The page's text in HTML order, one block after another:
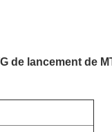
de lancement de